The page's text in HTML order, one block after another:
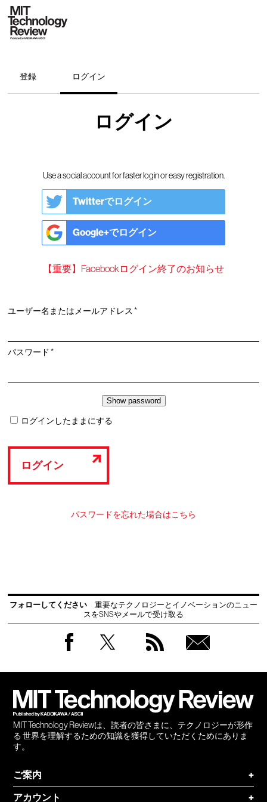
登録 ログイン
ログイン
Use a social account for faster login or easy registration.
Twitterでログイン
Google+でログイン
【重要】Facebookログイン終了のお知らせ
ユーザー名またはメールアドレス*必
パスワード*必
ログインしたままにする
ログイン
パスワードを忘れた場合はこちら
フォローしてください
重要なテクノロジーとイノベーションのニュー
スをSNSやメールで受け取る
MIT Technology Reviewは、読者の皆さまに、テクノロジーが形作
る 世界を理解するための知識を獲得していただくためにありま
す。
ご案内
+
アカウント
+